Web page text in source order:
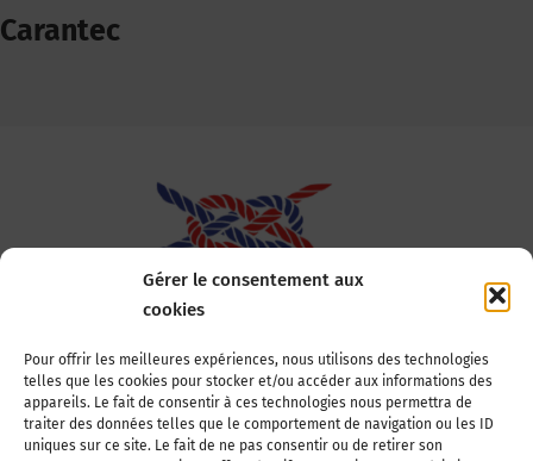
Gérer le consentement aux
cookies
Pour offrir les meilleures expériences, nous utilisons des technologies
telles que les cookies pour stocker et/ou accéder aux informations des
appareils. Le fait de consentir à ces technologies nous permettra de
traiter des données telles que le comportement de navigation ou les ID
uniques sur ce site. Le fait de ne pas consentir ou de retirer son
Carantec
Association Nationale des Elus des Littoraux
22, boulevard de la Tour-Maubourg
75007 Paris
Tél : 01 44 11 11 70